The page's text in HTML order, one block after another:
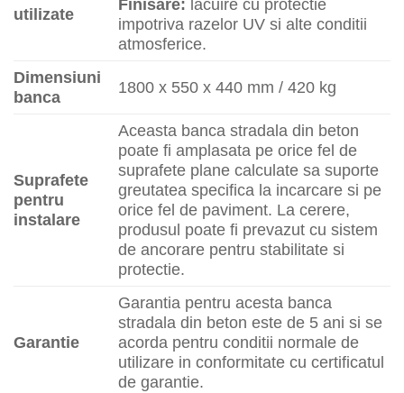
utilizate
Finisare: lacuire cu protectie
impotriva razelor UV si alte conditii
atmosferice.
Dimensiuni
banca
1800 x 550 x 440 mm / 420 kg
Suprafete
pentru
instalare
Aceasta banca stradala din beton
poate fi amplasata pe orice fel de
suprafete plane calculate sa suporte
greutatea specifica la incarcare si pe
orice fel de paviment. La cerere,
produsul poate fi prevazut cu sistem
de ancorare pentru stabilitate si
protectie.
Garantie
Garantia pentru acesta banca
stradala din beton este de 5 ani si se
acorda pentru conditii normale de
utilizare in conformitate cu certificatul
de garantie.